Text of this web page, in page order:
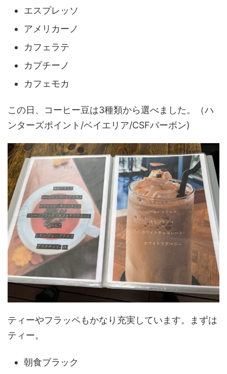
エスプレッソ
アメリカーノ
カフェラテ
カプチーノ
カフェモカ
この日、コーヒー豆は3種類から選べました。（ハ
ンターズポイント/ベイエリア/CSFバーボン)
ティーやフラッペもかなり充実しています。まずは
ティー。
朝食ブラック